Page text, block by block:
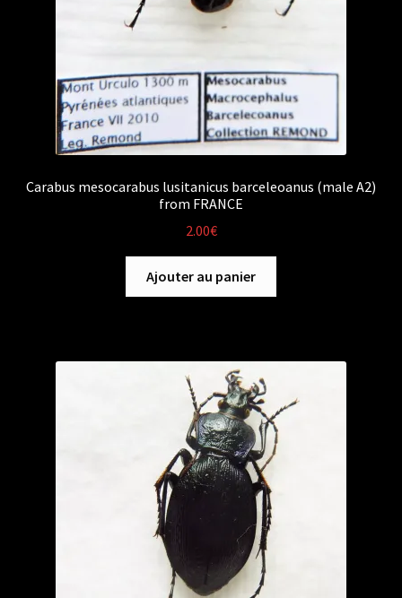
Carabus mesocarabus lusitanicus barceleoanus (male A2)
from FRANCE
2.00€
Ajouter au panier